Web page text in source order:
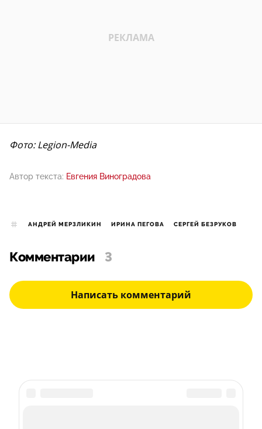
Фото: Legion-Media
Автор текста: Евгения Виноградова
АНДРЕЙ МЕРЗЛИКИН ИРИНА ПЕГОВА СЕРГЕЙ БЕЗРУКОВ
Комментарии 3
Написать комментарий